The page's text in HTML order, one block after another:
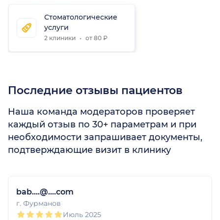
Стоматологические
услуги
2 клиники от 80 ₽
Последние отзывы пациентов
Наша команда модераторов проверяет
каждый отзыв по 30+ параметрам и при
необходимости запрашивает документы,
подтверждающие визит в клинику
bab....@....com
г. Фурманов
Июль 2025